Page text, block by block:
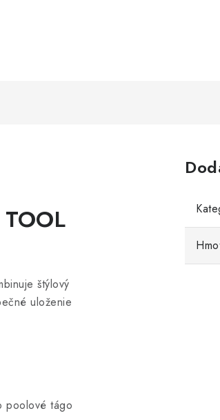
štýlový
uloženie
poolové tágo